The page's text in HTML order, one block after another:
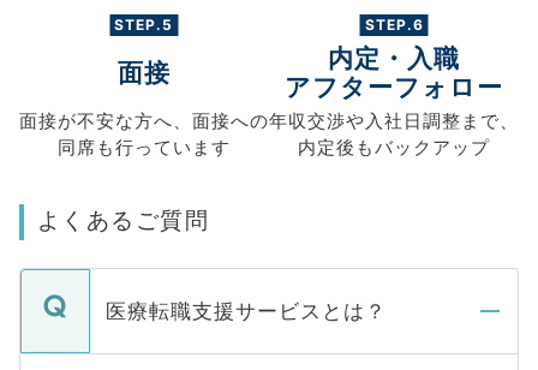
STEP.5
面接
面接が不安な方へ、 面接への
同席も行っています
STEP.6
内定・入職
アフターフォロー
年収交渉や入社日調整まで、
内定後もバックアップ
よくあるご質問
医療転職支援サービスとは？